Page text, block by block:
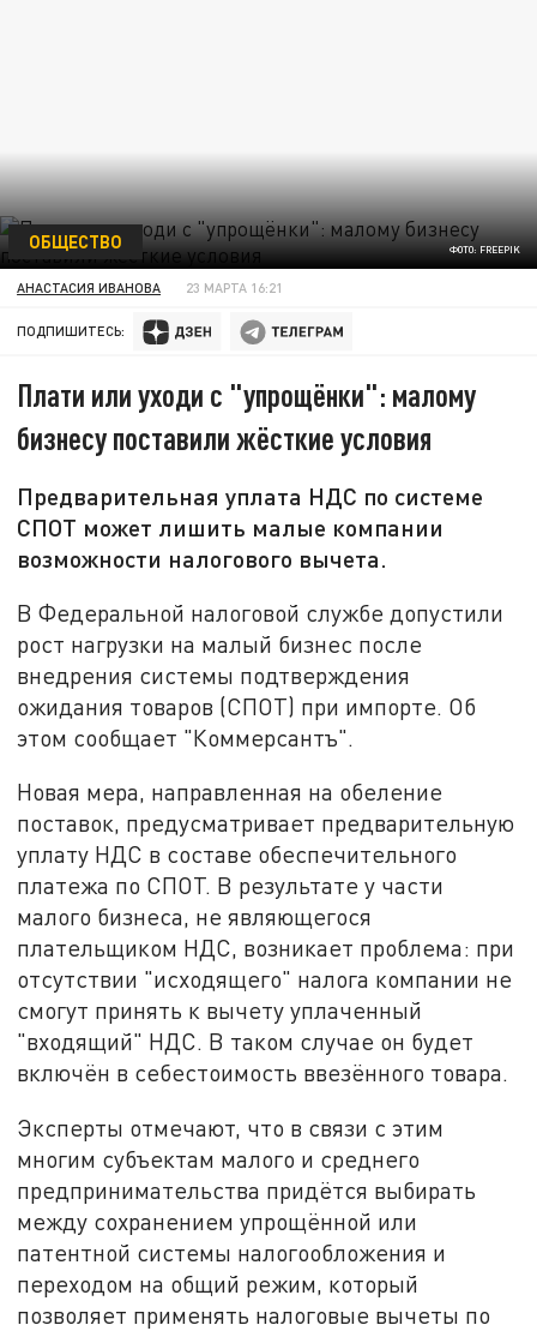
ФОТО: FREEPIK
ОБЩЕСТВО
АНАСТАСИЯ ИВАНОВА 23 МАРТА 16:21
ПОДПИШИТЕСЬ:
Плати или уходи с "упрощёнки": малому
бизнесу поставили жёсткие условия
Предварительная уплата НДС по системе
СПОТ может лишить малые компании
возможности налогового вычета.
В Федеральной налоговой службе допустили
рост нагрузки на малый бизнес после
внедрения системы подтверждения
ожидания товаров (СПОТ) при импорте. Об
этом сообщает "Коммерсантъ".
Новая мера, направленная на обеление
поставок, предусматривает предварительную
уплату НДС в составе обеспечительного
платежа по СПОТ. В результате у части
малого бизнеса, не являющегося
плательщиком НДС, возникает проблема: при
отсутствии "исходящего" налога компании не
смогут принять к вычету уплаченный
"входящий" НДС. В таком случае он будет
включён в себестоимость ввезённого товара.
Эксперты отмечают, что в связи с этим
многим субъектам малого и среднего
предпринимательства придётся выбирать
между сохранением упрощённой или
патентной системы налогообложения и
переходом на общий режим, который
позволяет применять налоговые вычеты по